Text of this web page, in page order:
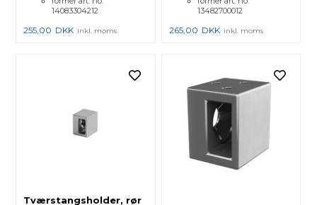
14083304212
255,00 DKK inkl. moms
13482700012
265,00 DKK inkl. moms
Tværstangsholder, rør